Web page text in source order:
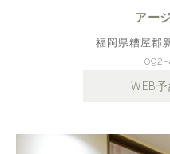
アー
福岡県糟屋郡
092-
WEB